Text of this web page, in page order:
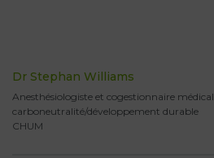
Dr Stephan Williams
Anesthésiologiste et cogestionnaire médical
carboneutralité/développement durable
CHUM